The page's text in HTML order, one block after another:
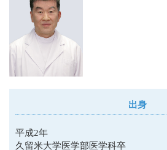
出身
平成2年
久留米大学医学部医学科卒